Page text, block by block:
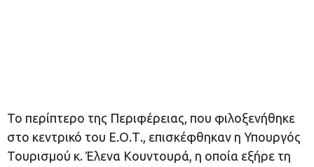
Το περίπτερο της Περιφέρειας, που φιλοξενήθηκε
στο κεντρικό του Ε.Ο.Τ., επισκέφθηκαν η Υπουργός
Τουρισμού κ. Έλενα Κουντουρά, η οποία εξήρε τη